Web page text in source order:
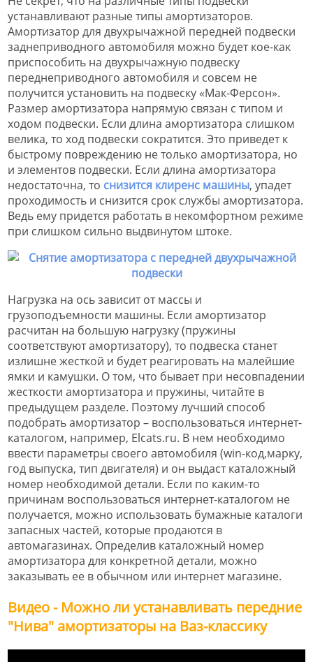
устанавливают разные типы амортизаторов.
Амортизатор для двухрычажной передней подвески
заднеприводного автомобиля можно будет кое-как
приспособить на двухрычажную подвеску
переднеприводного автомобиля и совсем не
получится установить на подвеску «Мак-Ферсон».
Размер амортизатора напрямую связан с типом и
ходом подвески. Если длина амортизатора слишком
велика, то ход подвески сократится. Это приведет к
быстрому повреждению не только амортизатора, но
и элементов подвески. Если длина амортизатора
недостаточна, то снизится клиренс машины, упадет
проходимость и снизится срок службы амортизатора.
Ведь ему придется работать в некомфортном режиме
при слишком сильно выдвинутом штоке.
Нагрузка на ось зависит от массы и
грузоподъемности машины. Если амортизатор
расчитан на большую нагрузку (пружины
соответствуют амортизатору), то подвеска станет
излишне жесткой и будет реагировать на малейшие
ямки и камушки. О том, что бывает при несовпадении
жесткости амортизатора и пружины, читайте в
предыдущем разделе. Поэтому лучший способ
подобрать амортизатор – воспользоваться интернет-
каталогом, например, Elcats.ru. В нем необходимо
ввести параметры своего автомобиля (win-код,марку,
год выпуска, тип двигателя) и он выдаст каталожный
номер необходимой детали. Если по каким-то
причинам воспользоваться интернет-каталогом не
получается, можно использовать бумажные каталоги
запасных частей, которые продаются в
автомагазинах. Определив каталожный номер
амортизатора для конкретной детали, можно
заказывать ее в обычном или интернет магазине.
Видео - Можно ли устанавливать передние
"Нива" амортизаторы на Ваз-классику